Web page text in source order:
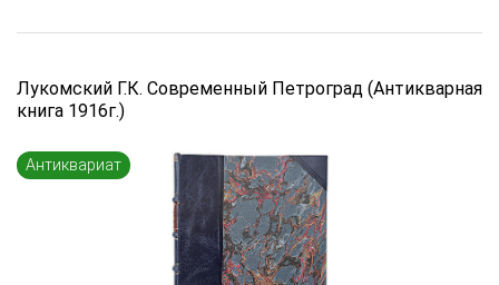
Лукомский Г.К. Современный Петроград (Антикварная
книга 1916г.)
Антиквариат